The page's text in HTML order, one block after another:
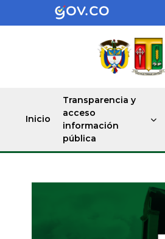
Inicio
Transparencia y
acceso
información
pública